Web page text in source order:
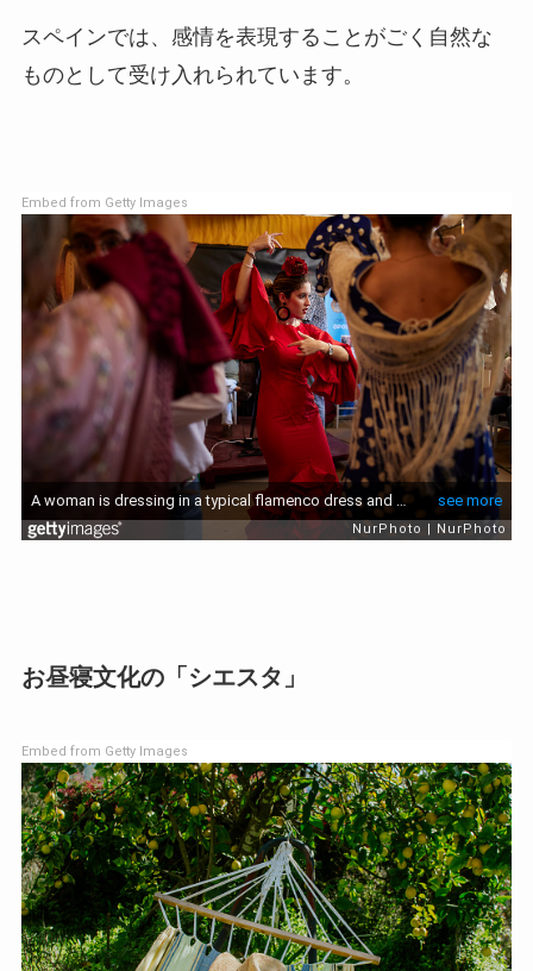
スペインでは、感情を表現することがごく自然な
ものとして受け入れられています。
Embed from Getty Images
お昼寝文化の「シエスタ」
Embed from Getty Images